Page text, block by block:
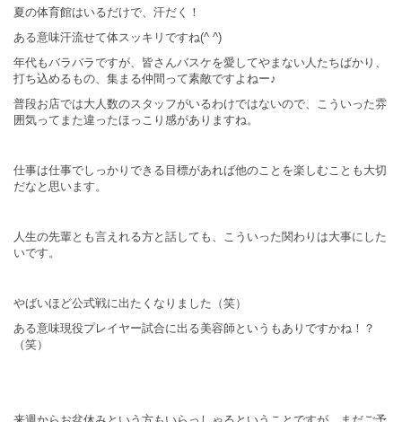
夏の体育館はいるだけで、汗だく！
ある意味汗流せて体スッキリですね(^ ^)
年代もバラバラですが、皆さんバスケを愛してやまない人たちばかり、
打ち込めるもの、集まる仲間って素敵ですよねー♪
普段お店では大人数のスタッフがいるわけではないので、こういった雰
囲気ってまた違ったほっこり感がありますね。
仕事は仕事でしっかりできる目標があれば他のことを楽しむことも大切
だなと思います。
人生の先輩とも言えれる方と話しても、こういった関わりは大事にした
いです。
やばいほど公式戦に出たくなりました（笑）
ある意味現役プレイヤー試合に出る美容師というもありですかね！？
（笑）